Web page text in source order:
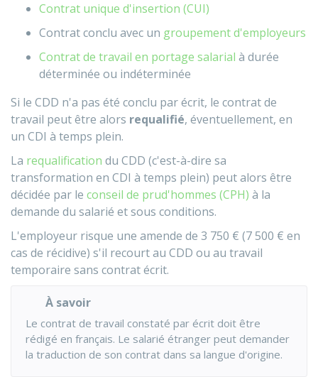
Contrat unique d'insertion (CUI)
Contrat conclu avec un groupement d'employeurs
Contrat de travail en portage salarial à durée
déterminée ou indéterminée
Si le CDD n'a pas été conclu par écrit, le contrat de
travail peut être alors requalifié, éventuellement, en
un CDI à temps plein.
La requalification du CDD (c'est-à-dire sa
transformation en CDI à temps plein) peut alors être
décidée par le conseil de prud'hommes (CPH) à la
demande du salarié et sous conditions.
L'employeur risque une amende de 3 750 € (7 500 € en
cas de récidive) s'il recourt au CDD ou au travail
temporaire sans contrat écrit.
À savoir
Le contrat de travail constaté par écrit doit être
rédigé en français. Le salarié étranger peut demander
la traduction de son contrat dans sa langue d'origine.